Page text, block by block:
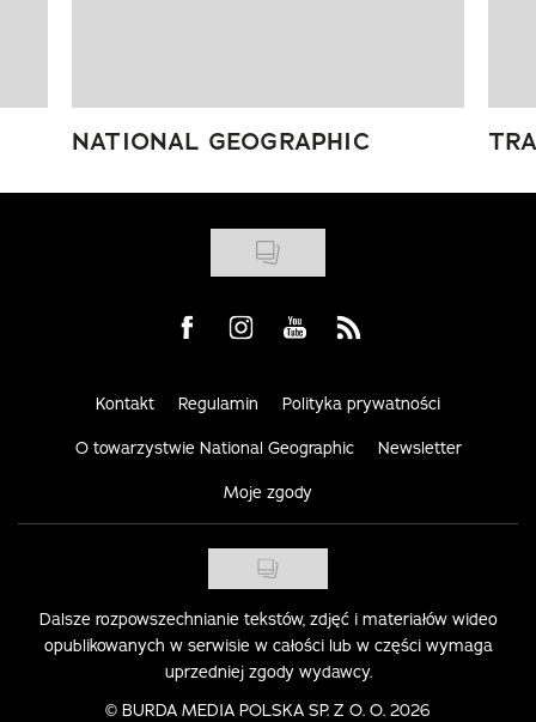
NATIONAL GEOGRAPHIC
Visit us on Facebook
Visit us on Instagram
Visit us on Youtube
Visit us on Rss
Kontakt Regulamin Polityka prywatności
O towarzystwie National Geographic Newsletter
Moje zgody
Dalsze rozpowszechnianie tekstów, zdjęć i materiałów wideo
opublikowanych w serwisie w całości lub w części wymaga
uprzedniej zgody wydawcy.
© BURDA MEDIA POLSKA SP. Z O. O. 2026